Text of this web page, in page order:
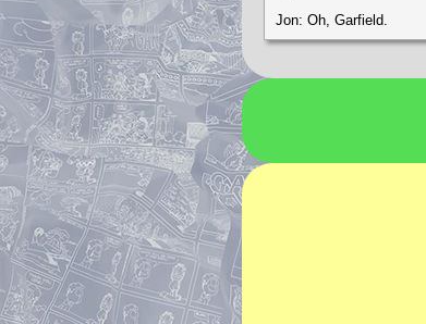
Jon: Oh, Garfield.